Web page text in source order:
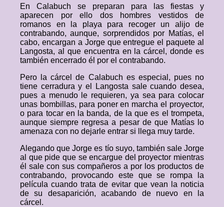
En Calabuch se preparan para las fiestas y
aparecen por ello dos hombres vestidos de
romanos en la playa para recoger un alijo de
contrabando, aunque, sorprendidos por Matías, el
cabo, encargan a Jorge que entregue el paquete al
Langosta, al que encuentra en la cárcel, donde es
también encerrado él por el contrabando.
Pero la cárcel de Calabuch es especial, pues no
tiene cerradura y el Langosta sale cuando desea,
pues a menudo le requieren, ya sea para colocar
unas bombillas, para poner en marcha el proyector,
o para tocar en la banda, de la que es el trompeta,
aunque siempre regresa a pesar de que Matías lo
amenaza con no dejarle entrar si llega muy tarde.
Alegando que Jorge es tío suyo, también sale Jorge
al que pide que se encargue del proyector mientras
él sale con sus compañeros a por los productos de
contrabando, provocando este que se rompa la
película cuando trata de evitar que vean la noticia
de su desaparición, acabando de nuevo en la
cárcel.